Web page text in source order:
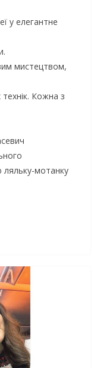
у елегантне
мистецтвом,
Кожна з
мотанку